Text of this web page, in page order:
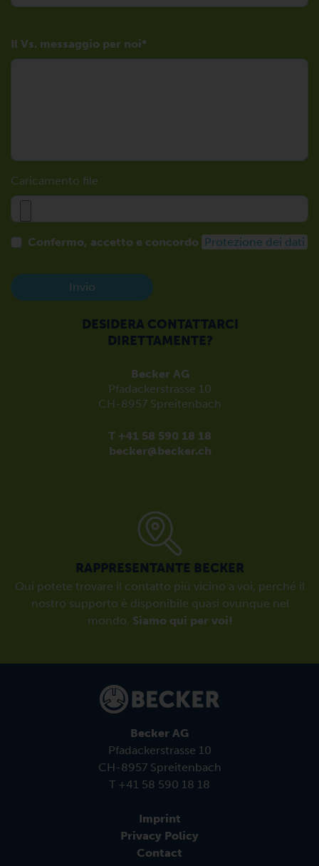
Il Vs. messaggio per noi
Caricamento file
Confermo, accetto e concordo Protezione dei dati
Invio
DESIDERA CONTATTARCI
DIRETTAMENTE?
Becker AG
Pfadackerstrasse 10
CH-8957 Spreitenbach
T +41 58 590 18 18
becker@becker.ch
RAPPRESENTANTE BECKER
Qui potete trovare il contatto più vicino a voi, perché il
nostro supporto è disponibile quasi ovunque nel
mondo. Siamo qui per voi!
Becker AG
Pfadackerstrasse 10
CH-8957 Spreitenbach
T +41 58 590 18 18
Imprint
Privacy Policy
Contact